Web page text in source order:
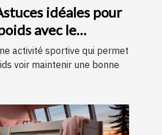
idéales pour
avec le
activité sportive qui permet
voir maintenir une bonne